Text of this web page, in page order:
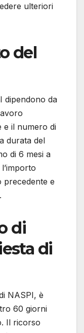
ulteriori
del
dipendono da
e il numero di
durata del
di 6 mesi a
precedente e
di
di
NASPI, è
60 giorni
Il ricorso